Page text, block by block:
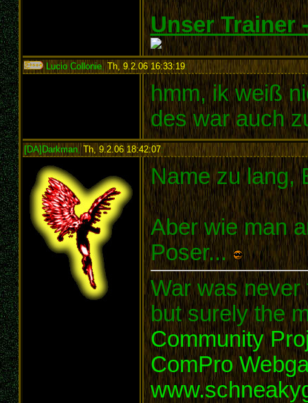
Unser Trainer
Lucio Collonie,Th, 9.2.06 16:33:19:
hmm, ik weiß
des war auch
[DA]Darkman,Th, 9.2.06 18:42:07:
Name zu lang,
Aber wie man
Poser...
War was never
but surely the
Community
ComPro